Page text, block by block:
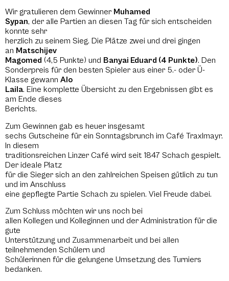
Wir gratulieren dem Gewinner Muhamed
Sypan, der alle Partien an diesen Tag für sich entscheiden
konnte sehr
herzlich zu seinem Sieg. Die Plätze zwei und drei gingen
an Matschijev
Magomed (4,5 Punkte) und Banyai Eduard (4 Punkte). Den
Sonderpreis für den besten Spieler aus einer 5.- oder Ü-
Klasse gewann Alo
Laila. Eine komplette Übersicht zu den Ergebnissen gibt es
am Ende dieses
Berichts.
Zum Gewinnen gab es heuer insgesamt
sechs Gutscheine für ein Sonntagsbrunch im Café Traxlmayr.
In diesem
traditionsreichen Linzer Café wird seit 1847 Schach gespielt.
Der ideale Platz
für die Sieger sich an den zahlreichen Speisen gütlich zu tun
und im Anschluss
eine gepflegte Partie Schach zu spielen. Viel Freude dabei.
Zum Schluss möchten wir uns noch bei
allen Kollegen und Kolleginnen und der Administration für die
gute
Unterstützung und Zusammenarbeit und bei allen
teilnehmenden Schülern und
Schülerinnen für die gelungene Umsetzung des Turniers
bedanken.